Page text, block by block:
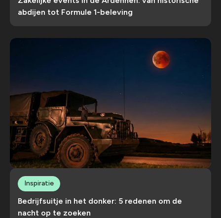
abdijen tot Formule 1-beleving
Bedrijfsuitje in het donker: 5 redenen om de
nacht op te zoeken
Inspiratie